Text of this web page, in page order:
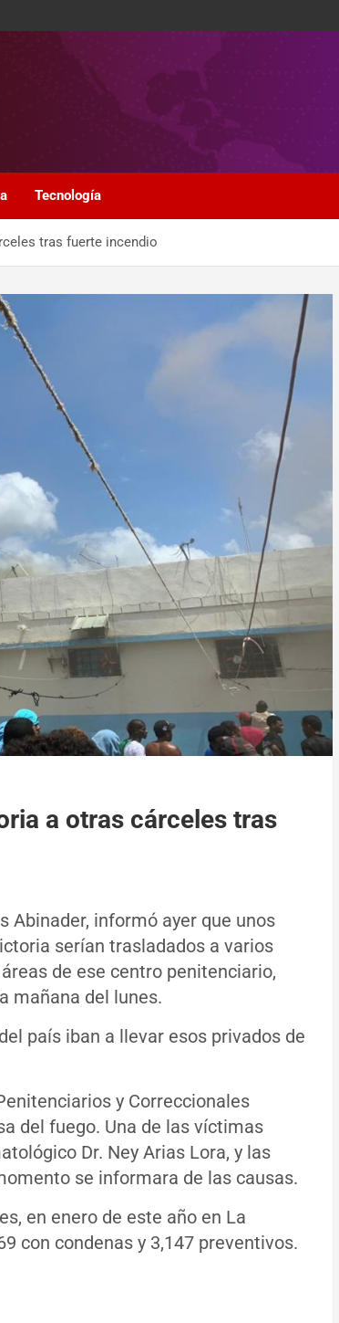
Tecnología
tras fuerte incendio
a otras cárceles tras
Abinader, informó ayer que unos
serían trasladados a varios
de ese centro penitenciario,
mañana del lunes.
país iban a llevar esos privados de
y Correccionales
del fuego. Una de las víctimas
Dr. Ney Arias Lora, y las
se informara de las causas.
en enero de este año en La
con condenas y 3,147 preventivos.